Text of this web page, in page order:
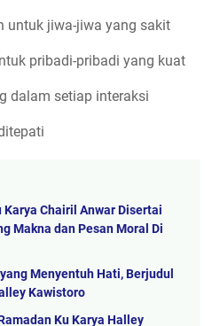
untuk jiwa-jiwa yang sakit
pribadi-pribadi yang kuat
dalam setiap interaksi
Karya Chairil Anwar Disertai
Makna dan Pesan Moral Di
Menyentuh Hati, Berjudul
Kawistoro
Ku Karya Halley